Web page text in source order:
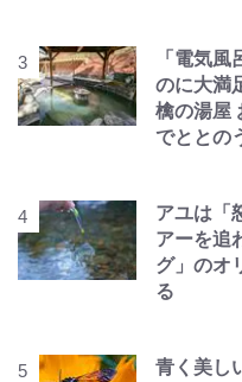
「電気
のに大満
檎の湯屋
でととの
アユは「
アーを追
グ」のオ
る
青く美し